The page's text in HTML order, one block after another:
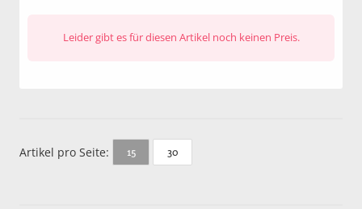
Leider gibt es für diesen Artikel noch keinen Preis.
Artikel pro Seite: 15 30